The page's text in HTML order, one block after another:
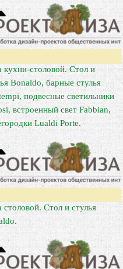
кухни-столовой. Стол и
Bonaldo, барные стулья
подвесные светильники
встроенный свет Fabbian,
Lualdi Porte.
столовой. Стол и стулья